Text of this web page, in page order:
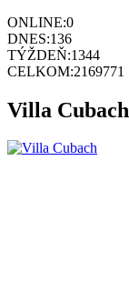
ONLINE:0
DNES:136
TÝŽDEŇ:1344
CELKOM:2169771
Villa Cubach